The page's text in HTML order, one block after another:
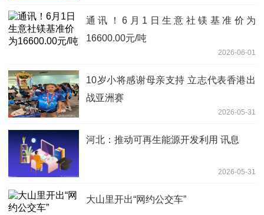
通讯！6月1日生意社镁基准价为
16600.00元/吨
2026-06-01
10岁小将感谢母亲支持 立志代表香港出
战亚洲赛
2026-05-31
河北：推动可再生能源开发利用 讯息
2026-05-31
大山里开出“网约公交车”